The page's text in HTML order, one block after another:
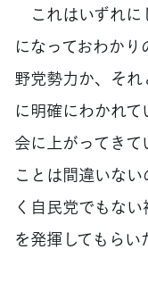
これはいずれに
になっておわか
野党勢力か、そ
に明確にわかれ
会に上がってき
ことは間違いな
く自民党でもな
を発揮してもらい